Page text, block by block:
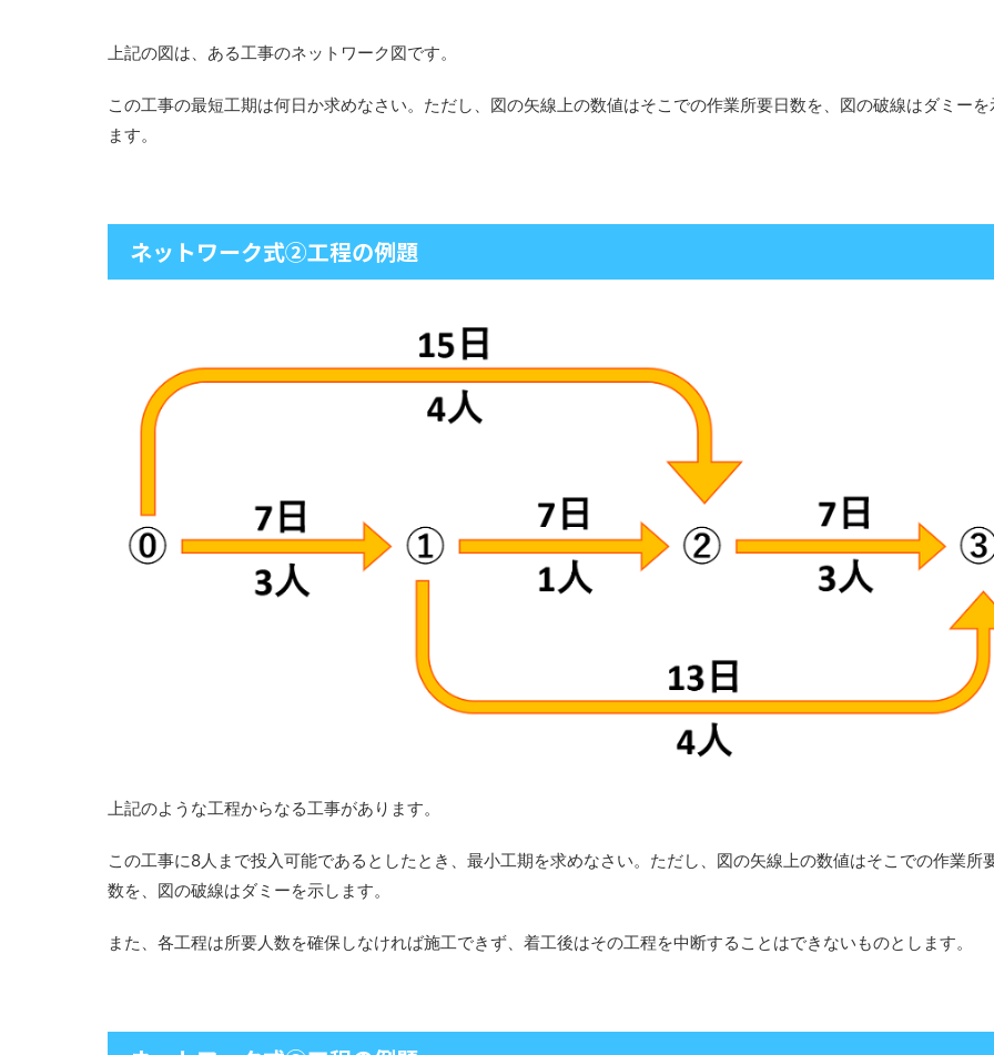
上記の図は、ある工事のネットワーク図です。
この工事の最短工期は何日か求めなさい。ただし、図の矢線上の数値はそこでの作業所要日数を、図の破線はダミーを
ます。
ネットワーク式②工程の例題
上記のような工程からなる工事があります。
この工事に8人まで投入可能であるとしたとき、最小工期を求めなさい。ただし、図の矢線上の数値はそこでの作業所
数を、図の破線はダミーを示します。
また、各工程は所要人数を確保しなければ施工できず、着工後はその工程を中断することはできないものとします。